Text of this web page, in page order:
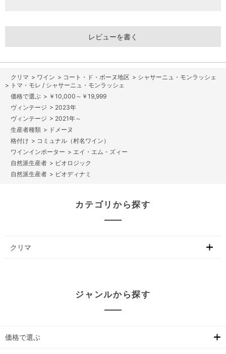
レビューを書く
> ワイン > コート・ド・ボーヌ地区 > シャサーニュ・モンラッシェ
> トマ・モレ / シャサーニュ・モンラッシェ
> ￥10,000～￥19,999
> 2023年
> 2021年～
> ドメーヌ
> コミュナル（村名ワイン）
> エイ・エム・ズィー
> ビオロジック
> ビオディナミ
カテゴリから探す
クリマ
ジャンルから探す
価格で選ぶ